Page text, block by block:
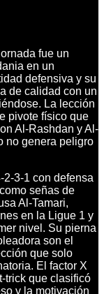
fue un
en un
defensiva y su
de calidad con un
La lección
pivote físico que
Al-Rashdan y Al-
no genera peligro
3-1 con defensa
señas de
Al-Tamari,
en la Ligue 1 y
nivel. Su pierna
son el
que solo
El factor X
trick que clasificó
y la motivación